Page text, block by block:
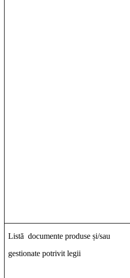
Listă documente produse și/sau
gestionate potrivit legii